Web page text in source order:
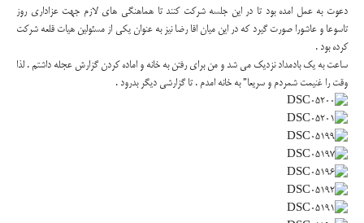
دعوت به عمل امده بود تا در این جلسه شرکت کنند تا هماهنگی های لازم جهت عزاداری روز
تاسوعا و عاشورا صورت گیرد که در این میان اقا رضا نیز به عنوان یکی از مسئولین هیات قلعه شرکت
کرده بود .
ساعت به یک بادمداد نزدیک می شد و من برای رفتن به خانه و اماده کردن گزارش عجله داشتم . لذا
وقت را غنیمت شمردم و سریعا” به خانه امدم . تا گزارشی دیگر بدرود .